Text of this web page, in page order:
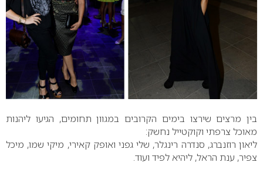
בין מרצים שירצו בימים הקרובים במגוון תחומים, הגיעו ליהנות
מאוכל צרפתי וקוקטייל נחשק:
ליאון רוזנברג, סנדרה רינגלר, שלי גפני ואופק קאירי, מיקי שמו, מיכל
צפיר, ענת הראל, ליהיא לפיד ועוד.